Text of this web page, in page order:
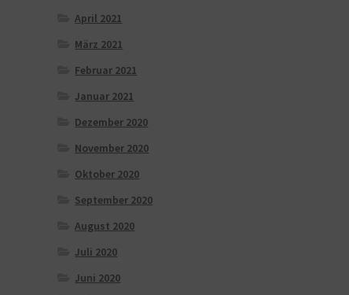
April 2021
März 2021
Februar 2021
Januar 2021
Dezember 2020
November 2020
Oktober 2020
September 2020
August 2020
Juli 2020
Juni 2020